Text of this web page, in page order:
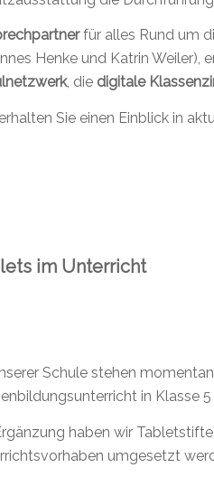
für alles Rund um
Henke und Katrin Weiler),
, die digitale
Sie einen Einblick in
im Unterricht
Schule stehen
in Klasse
haben wir
umgesetzt